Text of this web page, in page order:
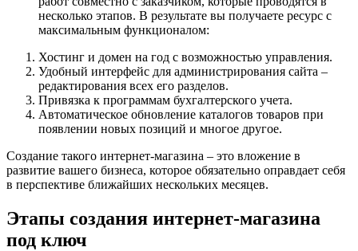
несколько этапов. В результате вы получаете ресурс с
максимальным функционалом:
Хостинг и домен на год с возможностью управления.
Удобный интерфейс для администрирования сайта –
редактирования всех его разделов.
Привязка к программам бухгалтерского учета.
Автоматическое обновление каталогов товаров при
появлении новых позиций и многое другое.
Создание такого интернет-магазина – это вложение в
развитие вашего бизнеса, которое обязательно оправдает себя
в перспективе ближайших нескольких месяцев.
Этапы создания интернет-магазина
под ключ